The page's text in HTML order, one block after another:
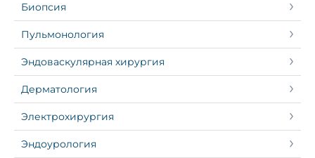
Биопсия
Пульмонология
Эндоваскулярная хирургия
Дерматология
Электрохирургия
Эндоурология